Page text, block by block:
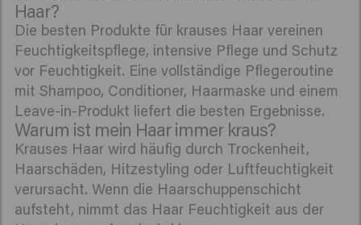
Haar?
Die besten Produkte für krauses Haar vereinen
Feuchtigkeitspflege, intensive Pflege und Schutz
vor Feuchtigkeit. Eine vollständige Pflegeroutine
mit Shampoo, Conditioner, Haarmaske und einem
Leave-in-Produkt liefert die besten Ergebnisse.
Warum ist mein Haar immer kraus?
Krauses Haar wird häufig durch Trockenheit,
Haarschäden, Hitzestyling oder Luftfeuchtigkeit
verursacht. Wenn die Haarschuppenschicht
aufsteht, nimmt das Haar Feuchtigkeit aus der